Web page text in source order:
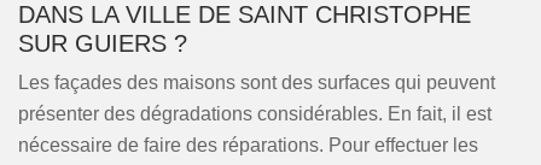
DANS LA VILLE DE SAINT CHRISTOPHE
SUR GUIERS ?
Les façades des maisons sont des surfaces qui peuvent
présenter des dégradations considérables. En fait, il est
nécessaire de faire des réparations. Pour effectuer les